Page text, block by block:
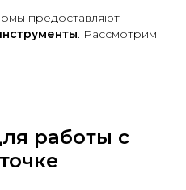
предоставляют
. Рассмотрим
работы с